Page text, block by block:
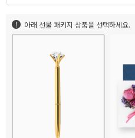
아래 선물 패키지 상품을 선택하세요.